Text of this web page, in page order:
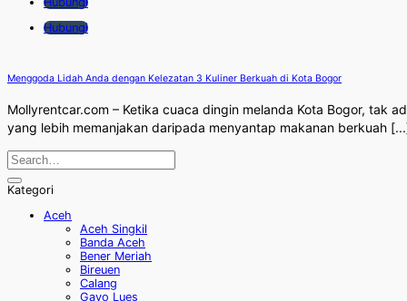
Hubungi
Menggoda Lidah Anda dengan Kelezatan 3 Kuliner Berkuah di Kota Bogor
Mollyrentcar.com – Ketika cuaca dingin melanda Kota Bogor, tak
yang lebih memanjakan daripada menyantap makanan berkuah
Kategori
Aceh
Aceh Singkil
Banda Aceh
Bener Meriah
Bireuen
Calang
Gayo Lues